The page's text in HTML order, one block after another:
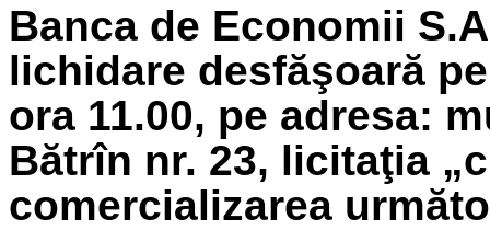
Banca de Economii
lichidare desfăşoară
ora 11.00, pe adresa:
Bătrîn nr. 23, licitaţia
comercializarea